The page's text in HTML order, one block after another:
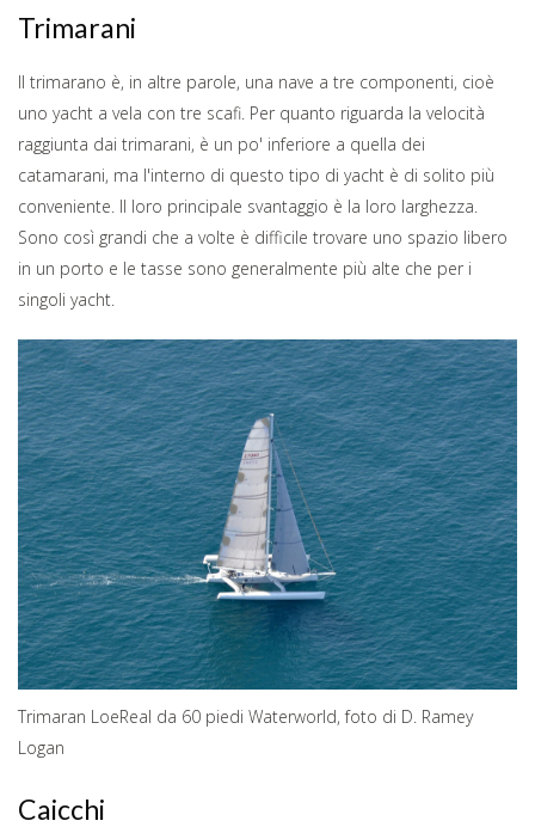
Trimarani
Il trimarano è, in altre parole, una nave a tre componenti, cioè
uno yacht a vela con tre scafi. Per quanto riguarda la velocità
raggiunta dai trimarani, è un po' inferiore a quella dei
catamarani, ma l'interno di questo tipo di yacht è di solito più
conveniente. Il loro principale svantaggio è la loro larghezza.
Sono così grandi che a volte è difficile trovare uno spazio libero
in un porto e le tasse sono generalmente più alte che per i
singoli yacht.
Trimaran LoeReal da 60 piedi Waterworld, foto di D. Ramey
Logan
Caicchi